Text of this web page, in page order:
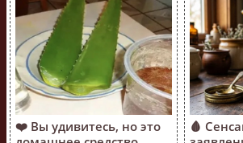
❤️ Вы удивитесь, но это
🩸